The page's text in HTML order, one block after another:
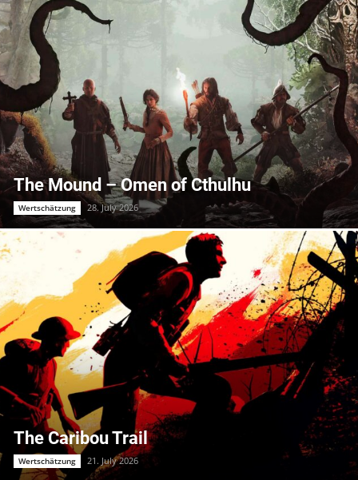
The Mound – Omen of Cthulhu
Wertschätzung 28. July 2026
The Caribou Trail
Wertschätzung 21. July 2026